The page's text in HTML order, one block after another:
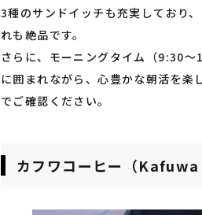
3種のサンドイッチも充実しており
れも絶品です。
さらに、モーニングタイム（9:30
に囲まれながら、心豊かな朝活を
でご確認ください。
カフワコーヒー（Kafuwa